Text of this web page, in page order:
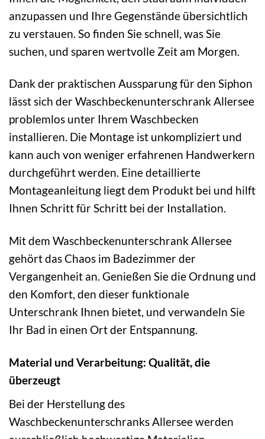
anzupassen und Ihre Gegenstände übersichtlich
zu verstauen. So finden Sie schnell, was Sie
suchen, und sparen wertvolle Zeit am Morgen.
Dank der praktischen Aussparung für den Siphon
lässt sich der Waschbeckenunterschrank Allersee
problemlos unter Ihrem Waschbecken
installieren. Die Montage ist unkompliziert und
kann auch von weniger erfahrenen Handwerkern
durchgeführt werden. Eine detaillierte
Montageanleitung liegt dem Produkt bei und hilft
Ihnen Schritt für Schritt bei der Installation.
Mit dem Waschbeckenunterschrank Allersee
gehört das Chaos im Badezimmer der
Vergangenheit an. Genießen Sie die Ordnung und
den Komfort, den dieser funktionale
Unterschrank Ihnen bietet, und verwandeln Sie
Ihr Bad in einen Ort der Entspannung.
Material und Verarbeitung: Qualität, die
überzeugt
Bei der Herstellung des
Waschbeckenunterschranks Allersee werden